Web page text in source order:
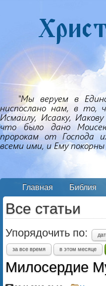
Главная Библия
Все статьи
Упорядочить по:
за все время в этом месяце
Милосердие